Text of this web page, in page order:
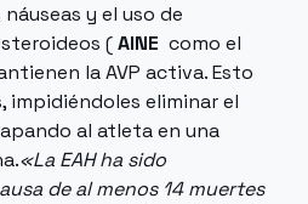
y el uso de
(AINE como el
la AVP activa. Esto
impidiéndoles eliminar el
al atleta en una
«La EAH ha sido
de al menos 14 muertes